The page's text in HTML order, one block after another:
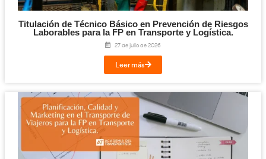
Ventajas de formarte con AT Academia del Transportista,
formación líder de conductores profesionales
Formación flexible con prácticas en tu provincia
adaptar la formación a cualquier situación laboral o personal
experiencia práctica.
Contenidos siempre actualizados